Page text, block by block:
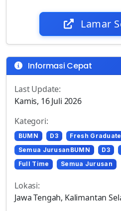
Lamar
Informasi Cepat
Last Update:
Kamis, 16 Juli 2026
Kategori:
BUMN D3 Fresh Graduate
Semua JurusanBUMN
D3
Full Time
Semua Jurusan
Lokasi:
Jawa Tengah, Kalimantan